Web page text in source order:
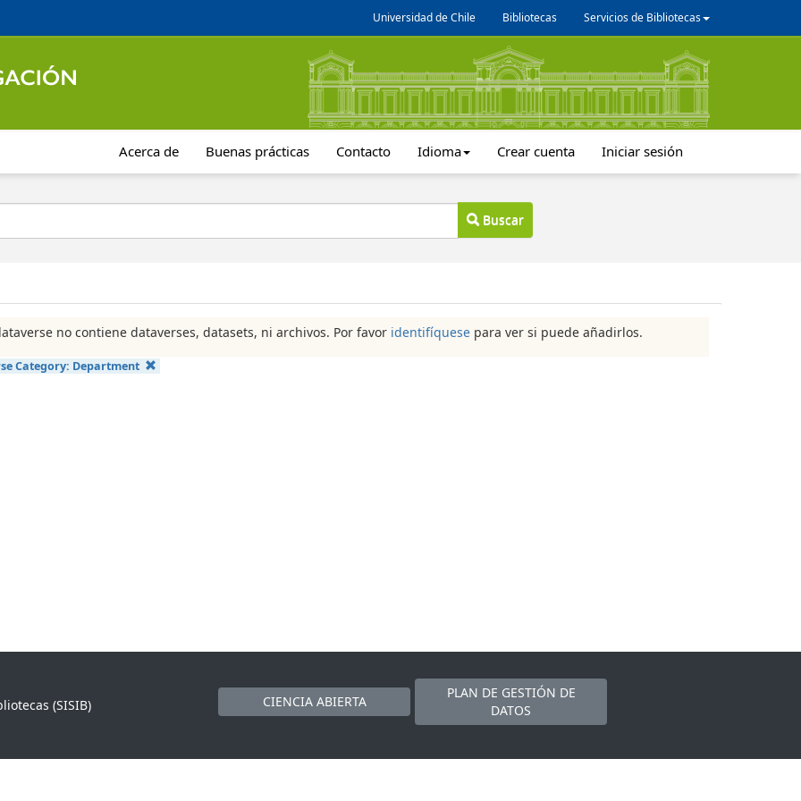
Universidad de Chile Bibliotecas Servicios de Bibliotecas
Acerca de Buenas prácticas Contacto Idioma Crear cuenta Iniciar sesión
Buscar
no contiene dataverses, datasets, ni archivos. Por favor identifíquese para ver si puede añadirlos.
Category: Department
(SISIB)
CIENCIA ABIERTA
PLAN DE GESTIÓN DE
DATOS